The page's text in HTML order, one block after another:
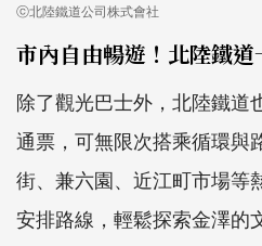
ⓒ北陸鐵道公司株式會社
市內自由暢遊！北陸鐵
除了觀光巴士外，北陸鐵道
通票，可無限次搭乘循環與
街、兼六園、近江町市場等
安排路線，輕鬆探索金澤的